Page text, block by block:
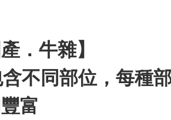
．牛雜】
不同部位，每種
富